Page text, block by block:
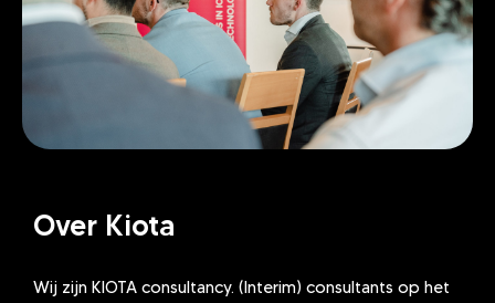
Over Kiota
Wij zijn KIOTA consultancy. (Interim) consultants op het